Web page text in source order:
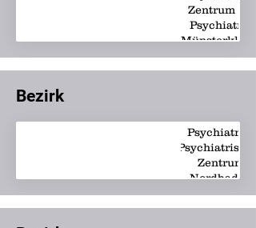
Zentrum für
Psychiatrie
Münsterklinik
Bezirk
Psychiatrie -
Zentrum
Nordbaden